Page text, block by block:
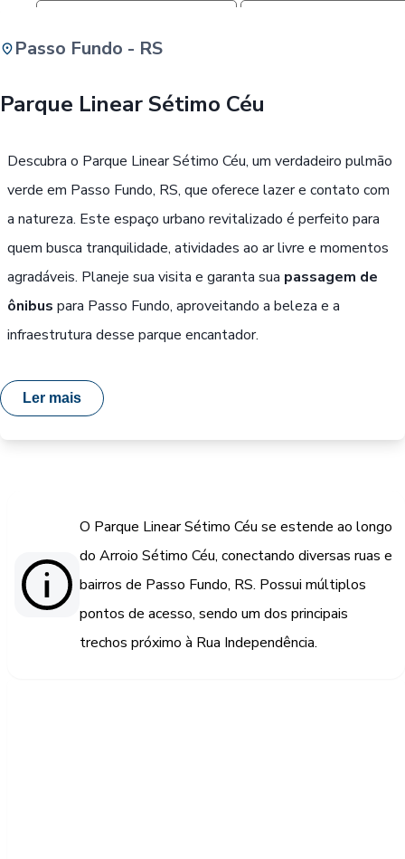
Passo Fundo - RS
Parque Linear Sétimo Céu
Descubra o Parque Linear Sétimo Céu, um verdadeiro pulmão
verde em Passo Fundo, RS, que oferece lazer e contato com
a natureza. Este espaço urbano revitalizado é perfeito para
quem busca tranquilidade, atividades ao ar livre e momentos
agradáveis. Planeje sua visita e garanta sua passagem de
ônibus para Passo Fundo, aproveitando a beleza e a
infraestrutura desse parque encantador.
Ler mais
O Parque Linear Sétimo Céu se estende ao longo
do Arroio Sétimo Céu, conectando diversas ruas e
bairros de Passo Fundo, RS. Possui múltiplos
pontos de acesso, sendo um dos principais
trechos próximo à Rua Independência.